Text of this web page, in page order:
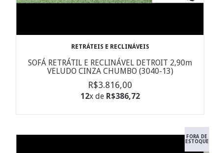
RETRÁTEIS E RECLINÁVEIS
SOFÁ RETRÁTIL E RECLINÁVEL DETROIT 2,90m
VELUDO CINZA CHUMBO (3040-13)
R$3.816,00
12x de R$386,72
FORA DE
ESTOQUE